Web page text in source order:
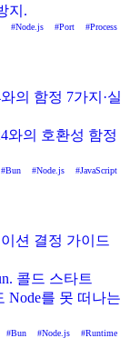
지.
#Node.js #Port #Process
의 함정 7가지·실
와의 호환성 함정
#Bun #Node.js #JavaScript
션 결정 가이드
콜드 스타트
Node를 못 떠나는
#Bun #Node.js #Runtime